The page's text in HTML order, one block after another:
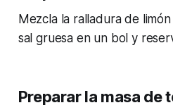
Mezcla la ralladura de
sal gruesa en un bol y
Preparar la masa de